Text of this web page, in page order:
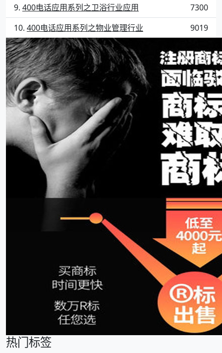
400电话应用系列之卫浴行业应用
7300
400电话应用系列之物业管理行业
9019
热门标签